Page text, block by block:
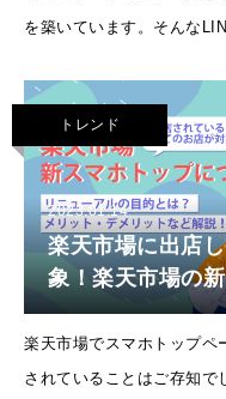
を築いています。そんな
様々な配信
トレンド
2023.01.14
楽天市場に出店
象！楽天市場の
いて解説！メリ
楽天市場でスマホトップペ
されていることはご存知で